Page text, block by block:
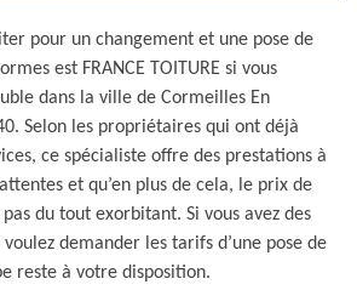
pour un changement et une pose de
est FRANCE TOITURE si vous
dans la ville de Cormeilles En
Selon les propriétaires qui ont déjà
ce spécialiste offre des prestations à
et qu’en plus de cela, le prix de
du tout exorbitant. Si vous avez des
demander les tarifs d’une pose de
reste à votre disposition.